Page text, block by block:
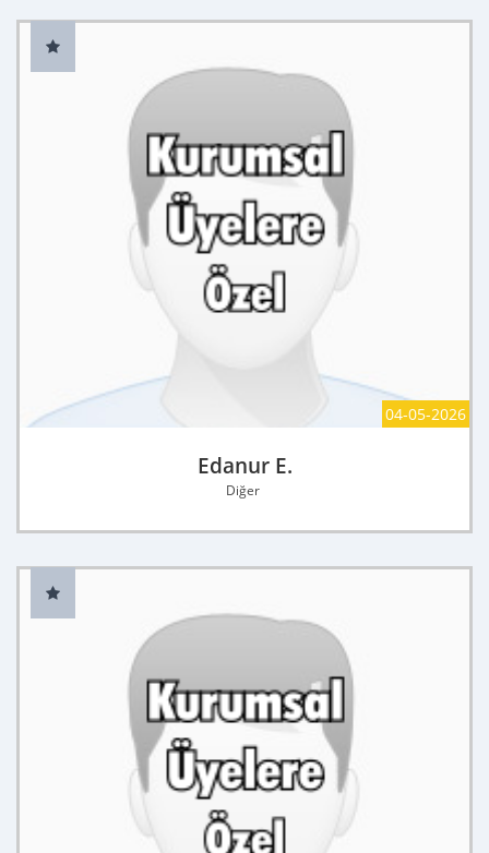
04-05-2026
Edanur E.
Diğer